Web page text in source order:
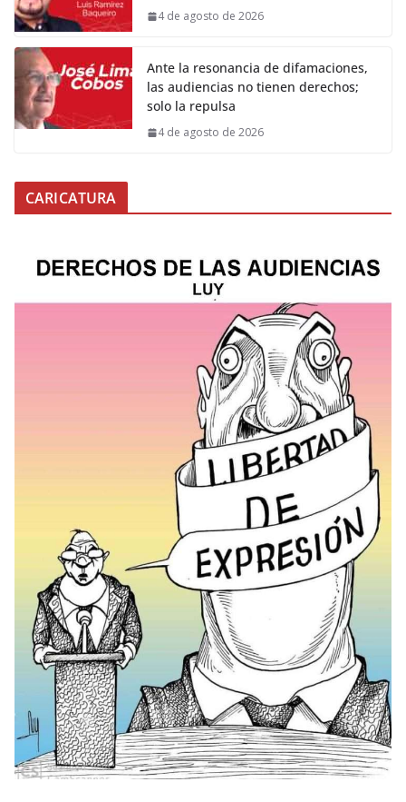
4 de agosto de 2026
Ante la resonancia de difamaciones,
las audiencias no tienen derechos;
solo la repulsa
4 de agosto de 2026
CARICATURA